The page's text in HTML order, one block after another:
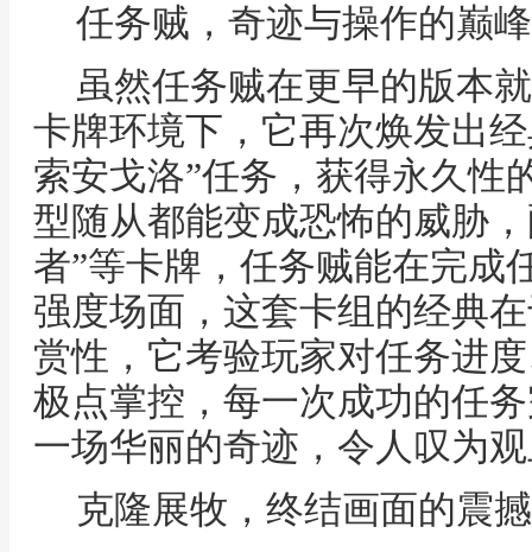
任务贼，奇迹与操作的巅峰
虽然任务贼在更早的版本
卡牌环境下，它再次焕发出
索安戈洛”任务，获得永久性
型随从都能变成恐怖的威胁
者”等卡牌，任务贼能在完成
强度场面，这套卡组的经典
赏性，它考验玩家对任务进
极点掌控，每一次成功的任
一场华丽的奇迹，令人叹为
克隆展牧，终结画面的震撼